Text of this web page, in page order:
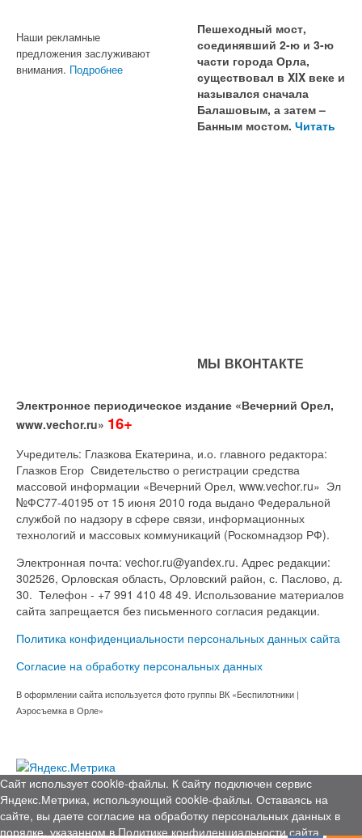
Наши рекламные
предложения заслуживают
внимания. Подробнее
Пешеходный мост,
соединявший 2-ю и 3-ю
части города Орла,
существовал в XIX веке и
назывался сначала
Балашовым, а затем –
Банным мостом. Читать
МЫ ВКОНТАКТЕ
Электронное периодическое издание «Вечерний Орел,
www.vechor.ru» 16+
Учредитель: Глазкова Екатерина, и.о. главного редактора:
Глазков Егор Свидетельство о регистрации средства
массовой информации «Вечерний Орел, www.vechor.ru» Эл
№ФС77-40195 от 15 июня 2010 года выдано Федеральной
службой по надзору в сфере связи, информационных
технологий и массовых коммуникаций (Роскомнадзор РФ).
Электронная почта: vechor.ru@yandex.ru. Адрес редакции:
302526, Орловская область, Орловский район, с. Паслово, д.
30. Телефон - +7 991 410 48 49. Использование материалов
сайта запрещается без письменного согласия редакции.
Политика конфиденциальности персональных данных сайта
Согласие на обработку персональных данных
В оформлении сайта используется фото группы ВК «Беспилотники |
Аэросъемка в Орле»
Сайт использует cookie-файлы. К cайту подключен сервис
Яндекс.Метрика, использующий cookie-файлы. Оставаясь на
сайте, вы даете согласие на обработку персональных данных в
порядке, указанном в Политике конфиденциальности сайта